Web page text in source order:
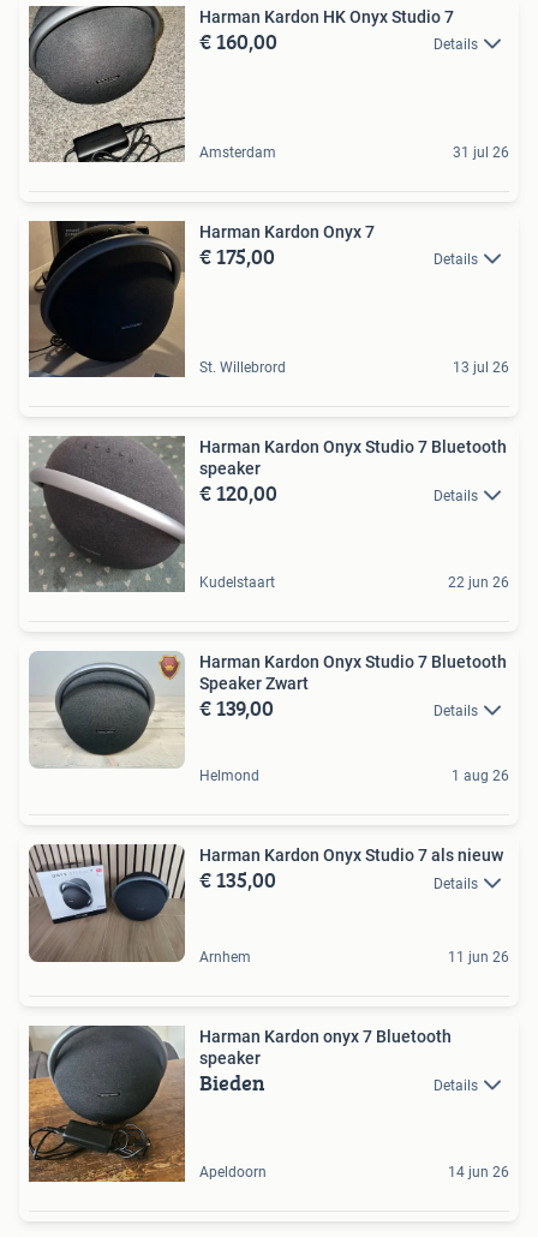
Harman Kardon HK Onyx Studio 7
€ 160,00 Details
Amsterdam 31 jul 26
Harman Kardon Onyx 7
€ 175,00 Details
St. Willebrord 13 jul 26
Harman Kardon Onyx Studio 7 Bluetooth
speaker
€ 120,00 Details
Kudelstaart 22 jun 26
Harman Kardon Onyx Studio 7 Bluetooth
Speaker Zwart
€ 139,00 Details
Helmond 1 aug 26
Harman Kardon Onyx Studio 7 als nieuw
€ 135,00 Details
Arnhem 11 jun 26
Harman Kardon onyx 7 Bluetooth
speaker
Bieden Details
Apeldoorn 14 jun 26